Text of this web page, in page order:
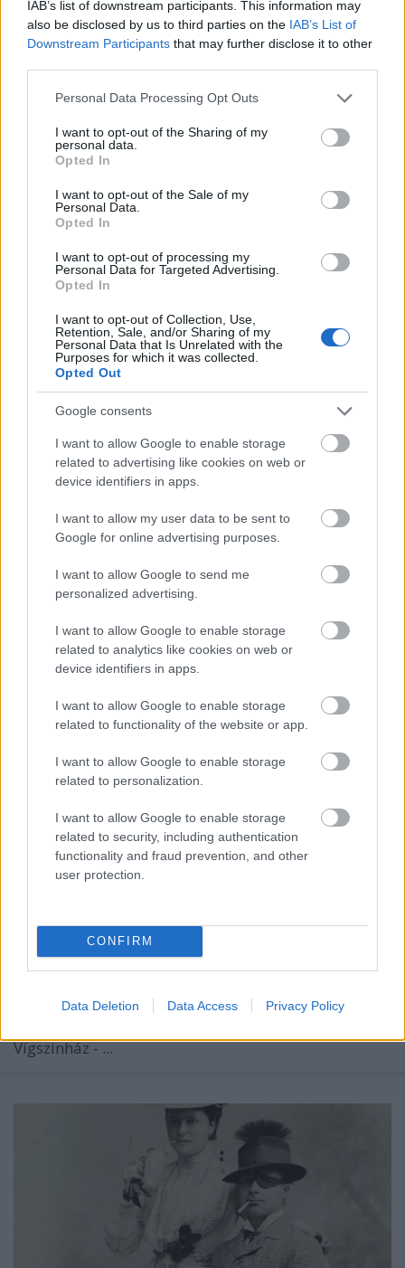
IAB’s list of downstream participants. This information may
also be disclosed by us to third parties on the IAB’s List of
Downstream Participants that may further disclose it to other
Please note that this website/app uses one or more Google
not limited to your visit or usage behaviour. You may click to
grant or deny consent to Google and its third-party tags to
use your data for below specified purposes in below Google
consent section.
Personal Data Processing Opt Outs
I want to opt-out of the Sharing of my
personal data.
Opted In
I want to opt-out of the Sale of my
Personal Data.
Opted In
I want to opt-out of processing my
Personal Data for Targeted Advertising.
Opted In
I want to opt-out of Collection, Use,
Retention, Sale, and/or Sharing of my
Personal Data that Is Unrelated with the
Purposes for which it was collected.
Opted Out
Google consents
I want to allow Google to enable storage
related to advertising like cookies on web or
device identifiers in apps.
I want to allow my user data to be sent to
Google for online advertising purposes.
I want to allow Google to send me
personalized advertising.
I want to allow Google to enable storage
related to analytics like cookies on web or
device identifiers in apps.
I want to allow Google to enable storage
related to functionality of the website or app.
I want to allow Google to enable storage
related to personalization.
I want to allow Google to enable storage
related to security, including authentication
functionality and fraud prevention, and other
user protection.
CONFIRM
Data Deletion Data Access Privacy Policy
BP Romantikája • 2019. december 09.
Csak két vonalat festettek a kockakőre, de akkortól
A kép csak illusztráció, itt még nincs ...
A hungarák nyomában
BP Romantikája • 2019. december 06.
fetrengett a fél világ, a hungara név pedig
fogalommá vált a világ bordélyaiban.
A legnehezebben született pesti
BP Romantikája•2019. december 02.
is, majd utóbbi majdnem a veszte is lett a
Vígszinház - ...